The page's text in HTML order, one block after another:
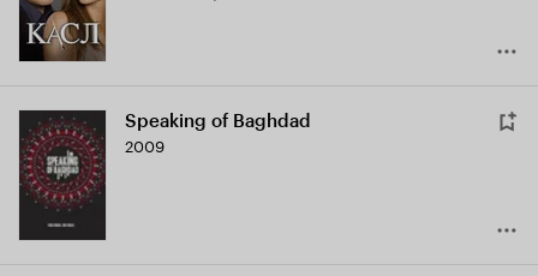
Speaking of Baghdad
2009